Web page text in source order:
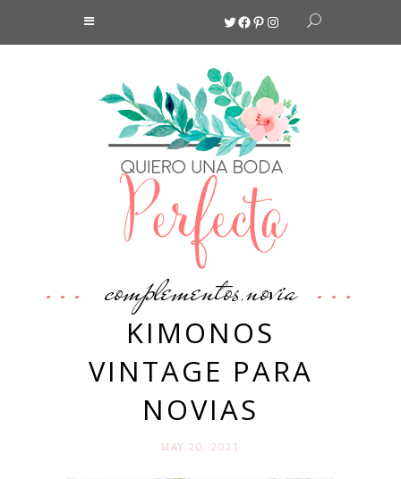
Twitter
Facebook
Pinterest
Instagram
complementos,novia
KIMONOS
VINTAGE PARA
NOVIAS
MAY 20. 2021